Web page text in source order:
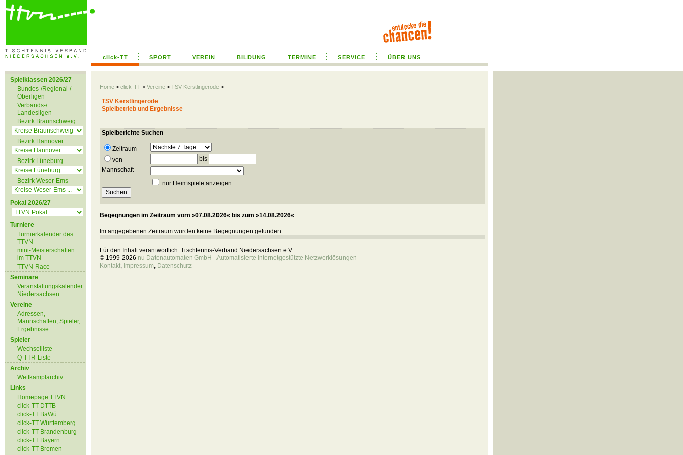
click-TT SPORT VEREIN BILDUNG TERMINE SERVICE ÜBER UNS
Home > click-TT > Vereine > TSV Kerstlingerode >
Spielklassen 2026/27
Bundes-/Regional-/
Oberligen
Verbands-/
Landesligen
Bezirk Braunschweig
Bezirk Hannover
Bezirk Lüneburg
Bezirk Weser-Ems
Pokal 2026/27
Turniere
Turnierkalender des
TTVN
mini-Meisterschaften
im TTVN
TTVN-Race
Seminare
Veranstaltungskalender
Niedersachsen
Vereine
Adressen,
Mannschaften, Spieler,
Ergebnisse
Spieler
Wechselliste
Q-TTR-Liste
Archiv
Wettkampfarchiv
Links
Homepage TTVN
click-TT DTTB
click-TT BaWü
click-TT Württemberg
click-TT Brandenburg
click-TT Bayern
click-TT Bremen
TSV Kerstlingerode
Spielbetrieb und Ergebnisse
Spielberichte Suchen
Zeitraum
von
bis
Mannschaft
nur Heimspiele anzeigen
Begegnungen im Zeitraum vom »07.08.2026« bis zum »14.08.2026«
Im angegebenen Zeitraum wurden keine Begegnungen gefunden.
Für den Inhalt verantwortlich: Tischtennis-Verband Niedersachsen e.V.
© 1999-2026 nu Datenautomaten GmbH - Automatisierte internetgestützte Netzwerklösungen
Kontakt, Impressum, Datenschutz